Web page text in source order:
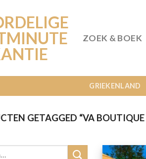
ZOEK & BOEK
GRIEKENLAND
GETAGGED “VA